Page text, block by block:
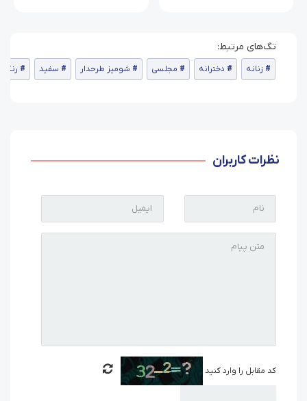
زنانه دخترانه مجلسی شومیز طرحدار سفید
نظرات کاربران
کد مقابل را وارد کنید